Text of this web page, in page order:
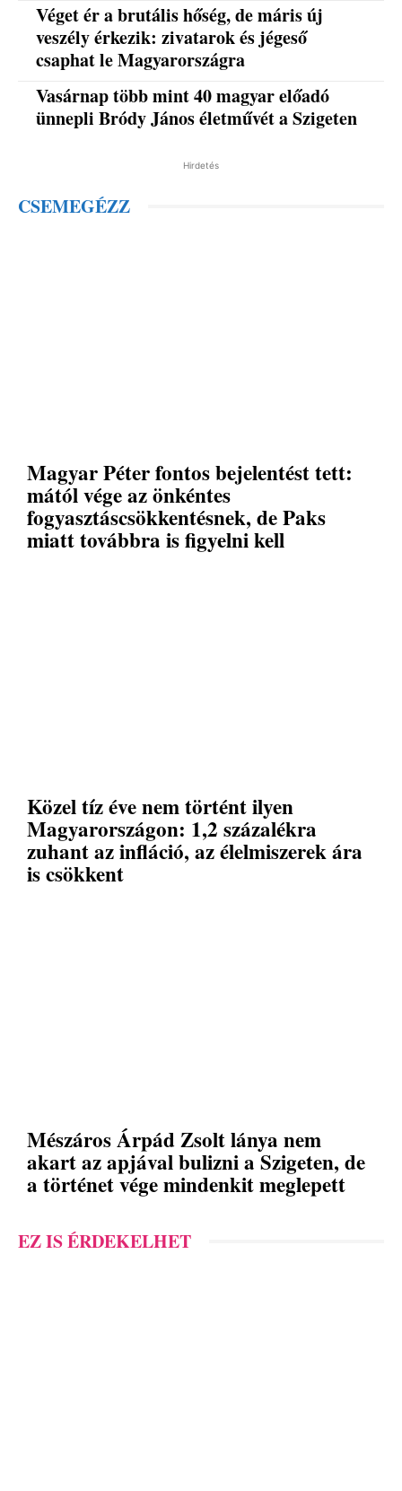
Véget ér a brutális hőség, de máris új
veszély érkezik: zivatarok és jégeső
csaphat le Magyarországra
Vasárnap több mint 40 magyar előadó
ünnepli Bródy János életművét a Szigeten
Hirdetés
CSEMEGÉZZ
Magyar Péter fontos bejelentést tett:
mától vége az önkéntes
fogyasztáscsökkentésnek, de Paks
miatt továbbra is figyelni kell
Közel tíz éve nem történt ilyen
Magyarországon: 1,2 százalékra
zuhant az infláció, az élelmiszerek ára
is csökkent
Mészáros Árpád Zsolt lánya nem
akart az apjával bulizni a Szigeten, de
a történet vége mindenkit meglepett
EZ IS ÉRDEKELHET